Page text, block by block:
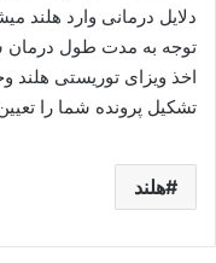
دلایل درمانی وارد
توجه به مدت طول درمان
اخذ ویزای توریستی هلند
تشکیل پرونده شما را
هلند